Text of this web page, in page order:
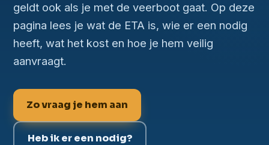
geldt ook als je met de veerboot gaat. Op deze
pagina lees je wat de ETA is, wie er een nodig
heeft, wat het kost en hoe je hem veilig
aanvraagt.
Zo vraag je hem aan
Heb ik er een nodig?